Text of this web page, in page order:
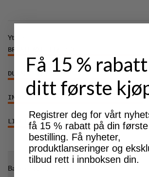
Ytelse
BREATHABILITY
DURABILITY 4/6
INSULATION/WARMTH
LIGHTWEIGHT 4/6
Bærekraftsegenskaper
Få 15 %
ditt første
Registrer deg for vårt
få 15 % rabatt på din første
bestilling. Få nyheter,
produktlanseringer og
tilbud rett i innboksen din.